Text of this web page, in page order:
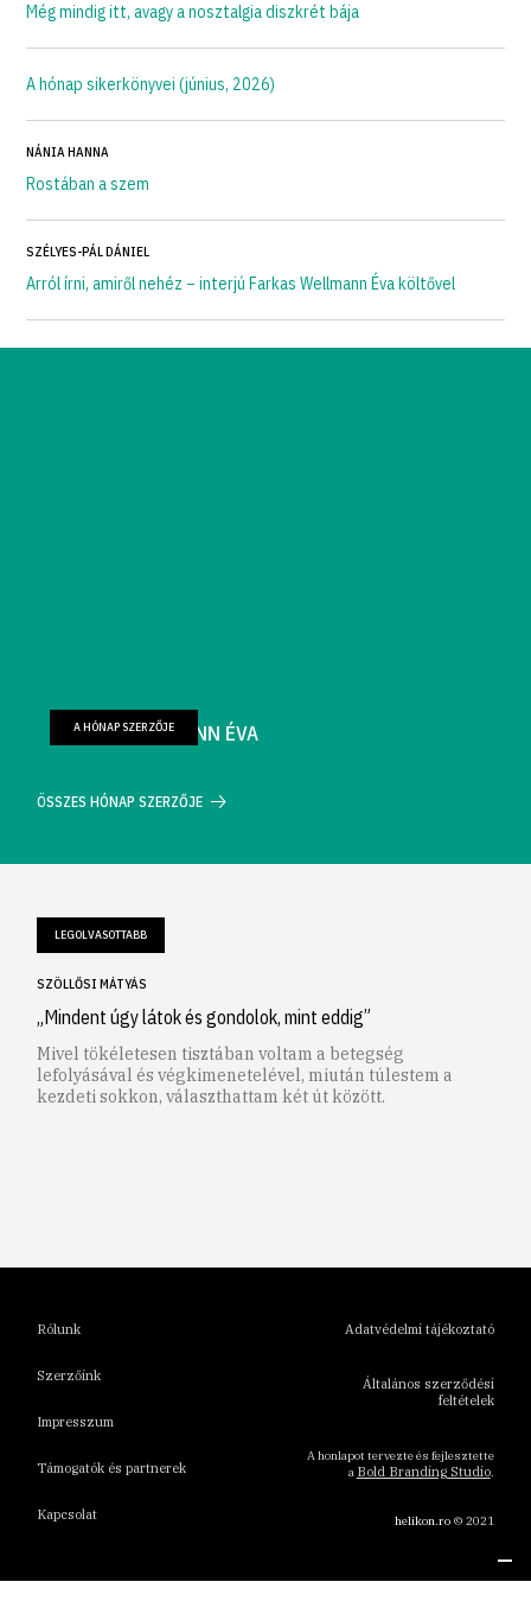
Még mindig itt, avagy a nosztalgia diszkrét bája
A hónap sikerkönyvei (június, 2026)
NÁNIA HANNA
Rostában a szem
SZÉLYES-PÁL DÁNIEL
Arról írni, amiről nehéz – interjú Farkas Wellmann Éva költővel
FARKAS WELLMANN ÉVA
A HÓNAP SZERZŐJE
ÖSSZES HÓNAP SZERZŐJE
LEGOLVASOTTABB
SZÖLLŐSI MÁTYÁS
„Mindent úgy látok és gondolok, mint eddig”
Mivel tökéletesen tisztában voltam a betegség
lefolyásával és végkimenetelével, miután túlestem a
kezdeti sokkon, választhattam két út között.
Rólunk
Szerzőink
Impresszum
Támogatók és partnerek
Kapcsolat
Adatvédelmi tájékoztató
Általános szerződési
feltételek
A honlapot tervezte és fejlesztette
a Bold Branding Studio.
helikon.ro© 2021